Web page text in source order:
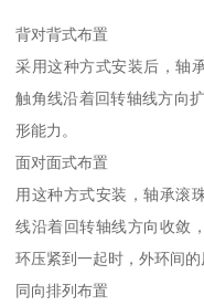
背对背式布置
采用这种方式安装后，轴
触角线沿着回转轴线方向
形能力。
面对面式布置
用这种方式安装，轴承滚
线沿着回转轴线方向收敛
环压紧到一起时，外环间的
同向排列布置